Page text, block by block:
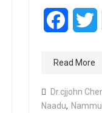
Read More
Dr.cjjohn
Naadu,